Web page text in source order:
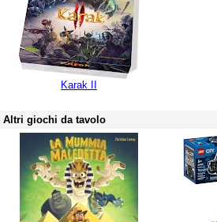
Karak II
Altri giochi da tavolo